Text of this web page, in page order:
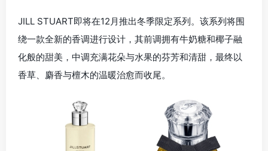
JILL STUART即将在12月推出冬季限定系列。该系列将围
绕一款全新的香调进行设计，其前调拥有牛奶糖和椰子融
化般的甜美，中调充满花朵与水果的芬芳和清甜，最终以
香草、麝香与檀木的温暖治愈而收尾。